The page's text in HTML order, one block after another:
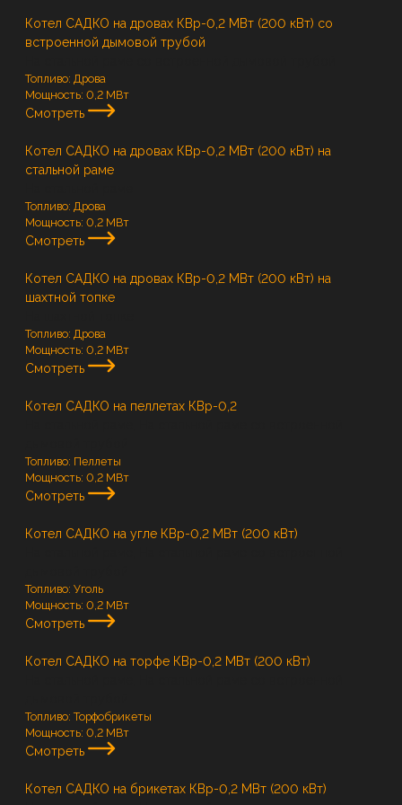
Котел САДКО на дровах КВр-0,2 МВт (200 кВт) со
встроенной дымовой трубой
Топливо: Дрова
Мощность: 0,2 МВт
Смотреть
Котел САДКО на дровах КВр-0,2 МВт (200 кВт) на
стальной раме
Топливо: Дрова
Мощность: 0,2 МВт
Смотреть
Котел САДКО на дровах КВр-0,2 МВт (200 кВт) на
шахтной топке
Топливо: Дрова
Мощность: 0,2 МВт
Смотреть
Котел САДКО на пеллетах КВр-0,2
Топливо: Пеллеты
Мощность: 0,2 МВт
Смотреть
Котел САДКО на угле КВр-0,2 МВт (200 кВт)
Топливо: Уголь
Мощность: 0,2 МВт
Смотреть
Котел САДКО на торфе КВр-0,2 МВт (200 кВт)
Топливо: Торфобрикеты
Мощность: 0,2 МВт
Смотреть
Котел САДКО на брикетах КВр-0,2 МВт (200 кВт)